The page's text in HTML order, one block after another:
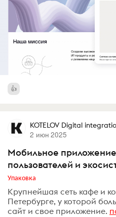
KOTELOV Digital
2 июн 2025
Мобильное
пользователей и
Упаковка
Крупнейшая сеть кафе и
Петербурге, у которой
сайт и свое приложение.